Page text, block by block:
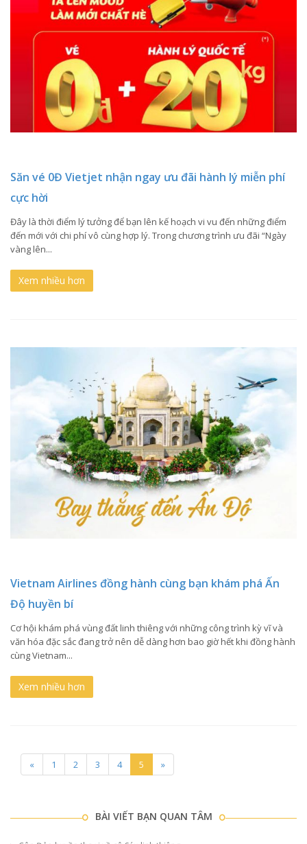
Săn vé 0Đ Vietjet nhận ngay ưu đãi hành lý miễn phí
cực hời
Đây là thời điểm lý tưởng để bạn lên kế hoạch vi vu đến những điểm
đến mới với chi phí vô cùng hợp lý. Trong chương trình ưu đãi “Ngày
vàng lên...
Xem nhiều hơn
Vietnam Airlines đồng hành cùng bạn khám phá Ấn
Độ huyền bí
Cơ hội khám phá vùng đất linh thiêng với những công trình kỳ vĩ và
văn hóa đặc sắc đang trở nên dễ dàng hơn bao giờ hết khi đồng hành
cùng Vietnam...
Xem nhiều hơn
« 1 2 3 4 5 »
BÀI VIẾT BẠN QUAN TÂM